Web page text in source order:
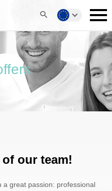
our team!
a great passion: professional